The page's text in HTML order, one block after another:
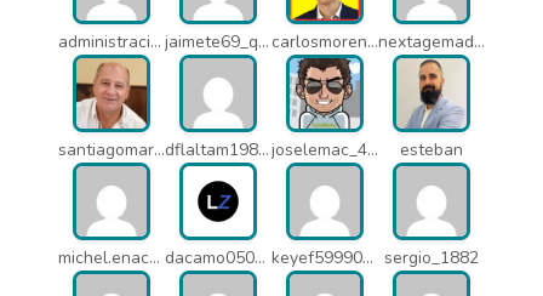
administracion_q24 jaimete69_q26 carlosmorenogil_16533 nextagemadrid_lpj
santiagomartindejesus_ncs dflaltam1980_os1 joselemac_4098 esteban
michel.enacsl_o1y dacamo0502_q4e keyef59990_q4h sergio_1882